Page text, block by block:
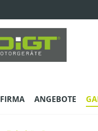
FIRMA ANGEBOTE